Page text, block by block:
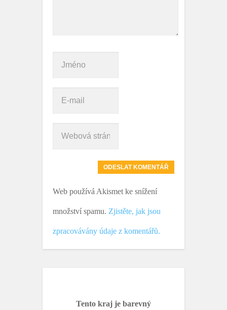
Web používá Akismet ke snížení
množství spamu. Zjistěte, jak jsou
zpracovávány údaje z komentářů.
Tento kraj je barevný